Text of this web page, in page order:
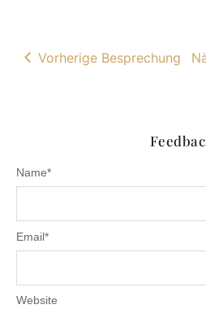
Vorherige Besprechung
Name*
Email*
Website